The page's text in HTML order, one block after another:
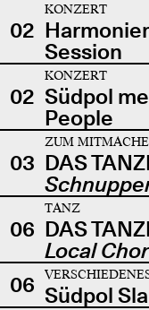
02
KONZERT
Session
02
KONZERT
Südpol
People
03
ZUM
DAS
06
TANZ
DAS
Local
06 Südpol